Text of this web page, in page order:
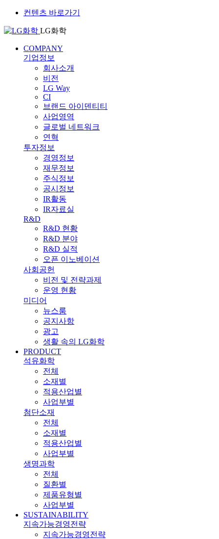
컨텐츠 바로가기
LG화학
COMPANY
기업정보
회사소개
비전
LG Way
CI
브랜드 아이덴티티
사업영역
글로벌 네트워크
연혁
투자정보
경영정보
재무정보
주식정보
공시정보
IR활동
IR자료실
R&D
R&D 현황
R&D 분야
R&D 실적
오픈 이노베이션
사회공헌
비전 및 전략과제
운영 현황
미디어
뉴스룸
공지사항
광고
생활 속의 LG화학
PRODUCT
석유화학
전체
소재별
적용산업별
사업부별
첨단소재
전체
소재별
적용산업별
사업부별
생명과학
전체
질환별
제품유형별
사업부별
SUSTAINABILITY
지속가능경영전략
지속가능경영전략